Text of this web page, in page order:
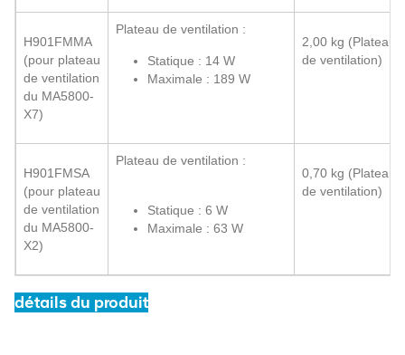
H901FMMA
(pour plateau
de ventilation
du MA5800-
X7)
Plateau de ventilation :
Statique : 14 W
Maximale : 189 W
2,00 kg (Plateau
de ventilation)
H901FMSA
(pour plateau
de ventilation
du MA5800-
X2)
Plateau de ventilation :
Statique : 6 W
Maximale : 63 W
0,70 kg (Plateau
de ventilation)
détails du produit